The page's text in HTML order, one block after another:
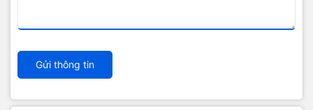
Gửi thông tin